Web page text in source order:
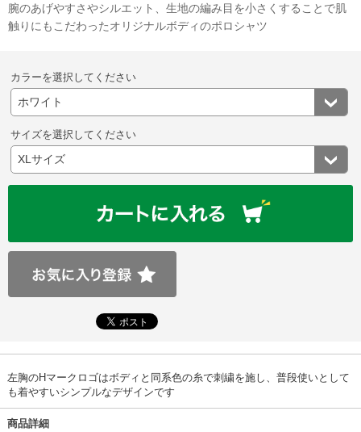
腕のあげやすさやシルエット、生地の編み目を小さくすることで肌
触りにもこだわったオリジナルボディのポロシャツ
カラーを選択してください
サイズを選択してください
左胸のHマークロゴはボディと同系色の糸で刺繍を施し、普段使いとして
も着やすいシンプルなデザインです
商品詳細